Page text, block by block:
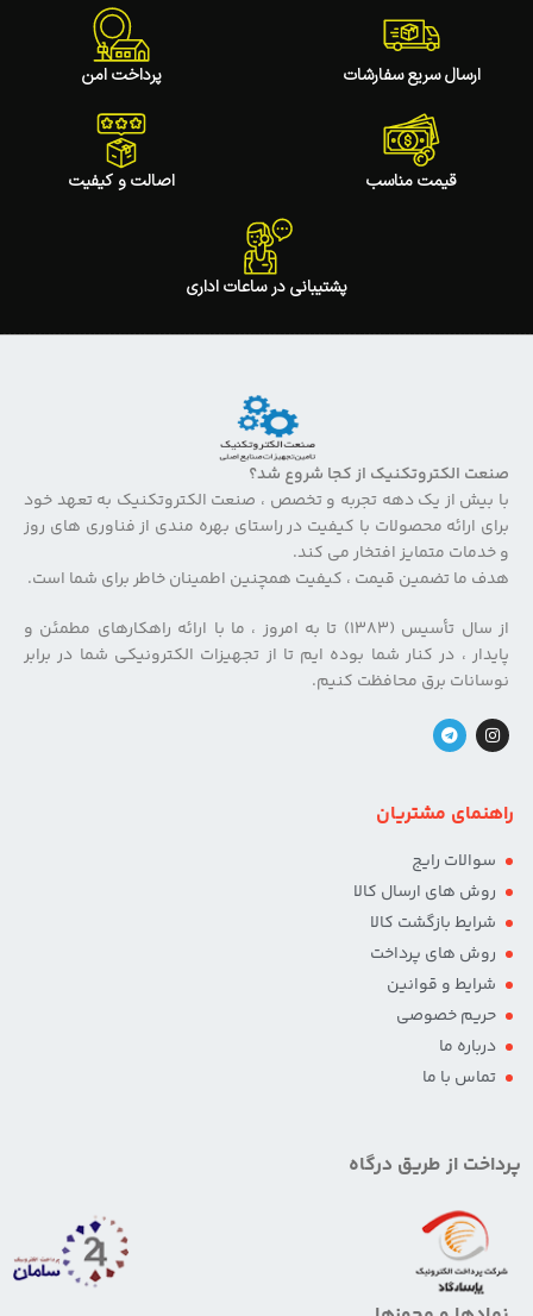
ارسال سریع سفارشات پرداخت امن
قیمت مناسب اصالت و کیفیت
پشتیبانی در ساعات اداری
صنعت الکتروتکنیک از کجا شروع شد؟
با بیش از یک دهه تجربه و تخصص ، صنعت الکتروتکنیک به تعهد خود
برای ارائه محصولات با کیفیت در راستای بهره مندی از فناوری های روز
و خدمات متمایز افتخار می کند.
هدف ما تضمین قیمت ، کیفیت همچنین اطمینان خاطر برای شما است.
از سال تأسیس (۱۳۸۳) تا به امروز ، ما با ارائه راهکارهای مطمئن و
پایدار ، در کنار شما بوده ایم تا از تجهیزات الکترونیکی شما در برابر
نوسانات برق محافظت کنیم.
راهنمای مشتریان
سوالات رایج
روش های ارسال کالا
شرایط بازگشت کالا
روش های پرداخت
شرایط و قوانین
حریم خصوصی
درباره ما
تماس با ما
پرداخت از طریق درگاه